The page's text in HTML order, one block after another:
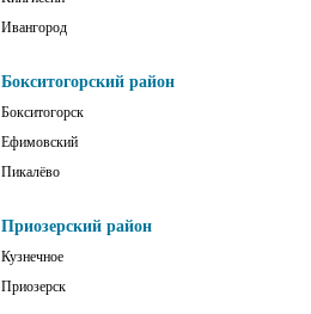
Ивангород
Бокситогорский район
Бокситогорск
Ефимовский
Пикалёво
Приозерский район
Кузнечное
Приозерск